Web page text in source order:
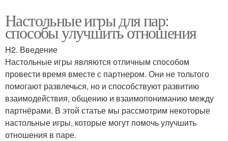
Настольные игры для пар:
способы улучшить отношения
H2. Введение
Настольные игры являются отличным способом
провести время вместе с партнером. Они не тольтого
помогают развлечься, но и способствуют развитию
взаимодействия, общению и взаимопониманию между
партнёрами. В этой статье мы рассмотрим некоторые
настольные игры, которые могут помочь улучшить
отношения в паре.